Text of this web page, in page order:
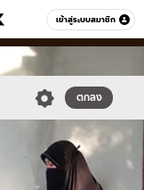
เข้าสู่ระบบสมาชิก
หมวดอื่นๆ
ตกลง